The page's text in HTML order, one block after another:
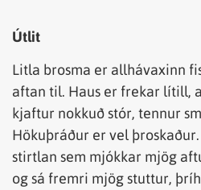
Útlit
Litla brosma er allhávaxinn
aftan til. Haus er frekar lítill,
kjaftur nokkuð stór, tennur
Hökuþráður er vel
stirtlan sem mjókkar mjög
og sá fremri mjög stuttur,